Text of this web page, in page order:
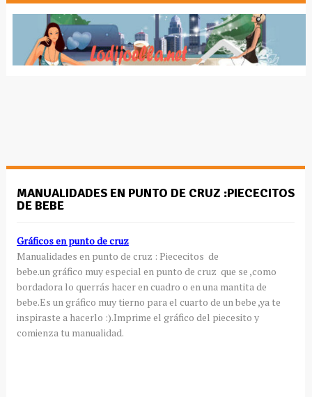
MANUALIDADES EN PUNTO DE CRUZ :PIECECITOS
DE BEBE
Gráficos en punto de cruz
Manualidades en punto de cruz : Piececitos de
bebe.un gráfico muy especial en punto de cruz que se ,como
bordadora lo querrás hacer en cuadro o en una mantita de
bebe.Es un gráfico muy tierno para el cuarto de un bebe ,ya te
inspiraste a hacerlo :).Imprime el gráfico del piecesito y
comienza tu manualidad.